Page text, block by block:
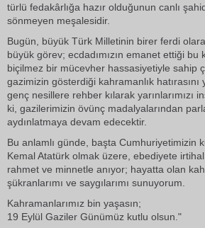
türlü fedakârlığa hazır olduğunun canlı
sönmeyen meşalesidir.
Bugün, büyük Türk Milletinin birer ferdi
büyük görev; ecdadımızın emanet ettiği bu
biçilmez bir mücevher hassasiyetiyle sahip
gazimizin gösterdiği kahramanlık
genç nesillere rehber kılarak yarınlarımızı
ki, gazilerimizin övünç madalyalarından
aydınlatmaya devam edecektir.
Bu anlamlı günde, başta Cumhuriyetimizin
Kemal Atatürk olmak üzere, ebediyete
rahmet ve minnetle anıyor; hayatta olan
şükranlarımı ve saygılarımı sunuyorum.
Kahramanlarımız bin yaşasın;
19 Eylül Gaziler Günümüz kutlu olsun."